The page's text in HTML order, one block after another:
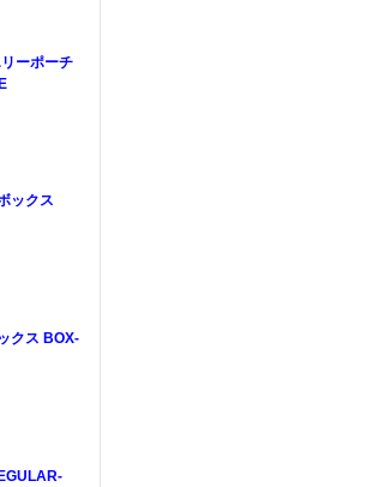
ーポーチ
ックス
クス BOX-